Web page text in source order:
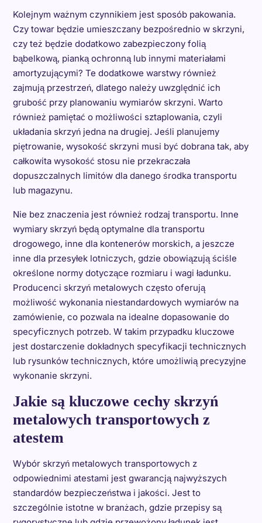
Kolejnym ważnym czynnikiem jest sposób pakowania.
Czy towar będzie umieszczany bezpośrednio w skrzyni,
czy też będzie dodatkowo zabezpieczony folią
bąbelkową, pianką ochronną lub innymi materiałami
amortyzującymi? Te dodatkowe warstwy również
zajmują przestrzeń, dlatego należy uwzględnić ich
grubość przy planowaniu wymiarów skrzyni. Warto
również pamiętać o możliwości sztaplowania, czyli
układania skrzyń jedna na drugiej. Jeśli planujemy
piętrowanie, wysokość skrzyni musi być dobrana tak, aby
całkowita wysokość stosu nie przekraczała
dopuszczalnych limitów dla danego środka transportu
lub magazynu.
Nie bez znaczenia jest również rodzaj transportu. Inne
wymiary skrzyń będą optymalne dla transportu
drogowego, inne dla kontenerów morskich, a jeszcze
inne dla przesyłek lotniczych, gdzie obowiązują ściśle
określone normy dotyczące rozmiaru i wagi ładunku.
Producenci skrzyń metalowych często oferują
możliwość wykonania niestandardowych wymiarów na
zamówienie, co pozwala na idealne dopasowanie do
specyficznych potrzeb. W takim przypadku kluczowe
jest dostarczenie dokładnych specyfikacji technicznych
lub rysunków technicznych, które umożliwią precyzyjne
wykonanie skrzyni.
Jakie są kluczowe cechy skrzyń
metalowych transportowych z
atestem
Wybór skrzyń metalowych transportowych z
odpowiednimi atestami jest gwarancją najwyższych
standardów bezpieczeństwa i jakości. Jest to
szczególnie istotne w branżach, gdzie przepisy są